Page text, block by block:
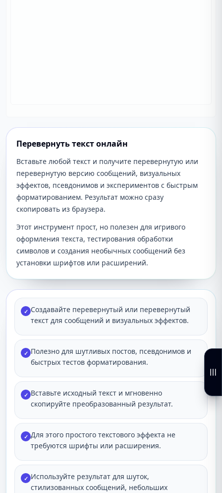
Перевернуть текст онлайн
Вставьте любой текст и получите перевернутую или
перевернутую версию сообщений, визуальных
эффектов, псевдонимов и экспериментов с быстрым
форматированием. Результат можно сразу
скопировать из браузера.
Этот инструмент прост, но полезен для игривого
оформления текста, тестирования обработки
символов и создания необычных сообщений без
установки шрифтов или расширений.
✓ Создавайте перевернутый или перевернутый
текст для сообщений и визуальных эффектов.
✓ Полезно для шутливых постов, псевдонимов и
быстрых тестов форматирования.
✓ Вставьте исходный текст и мгновенно
скопируйте преобразованный результат.
✓ Для этого простого текстового эффекта не
требуются шрифты или расширения.
✓ Используйте результат для шуток,
стилизованных сообщений, небольших